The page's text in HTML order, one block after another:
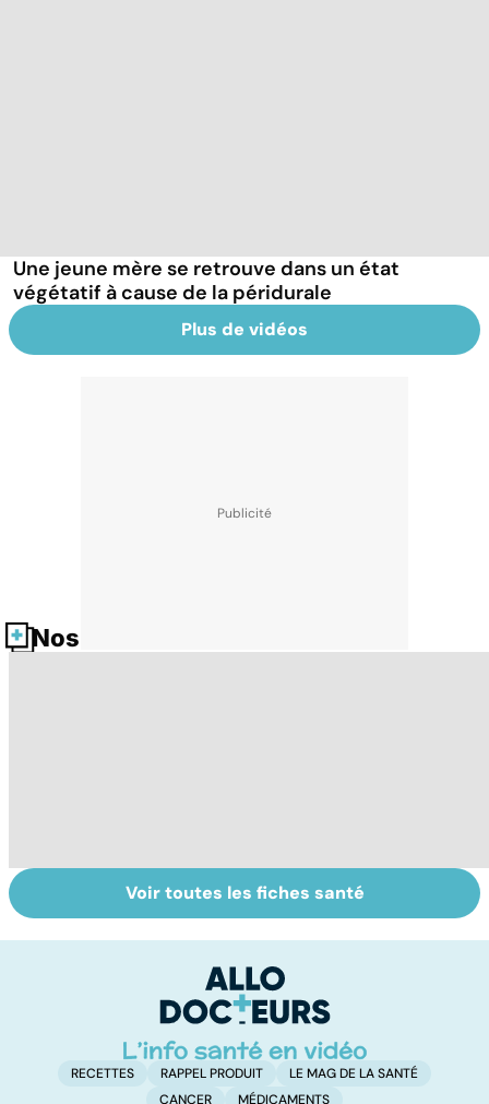
Une jeune mère se retrouve dans un état
végétatif à cause de la péridurale
Plus de vidéos
Nos fiches santé
Comment
maîtriser le
Accident
vasculaire
également
touché
Voir toutes les fiches santé
RECETTES RAPPEL PRODUIT
LE MAG DE LA SANTÉ
CANCER
MÉDICAMENTS